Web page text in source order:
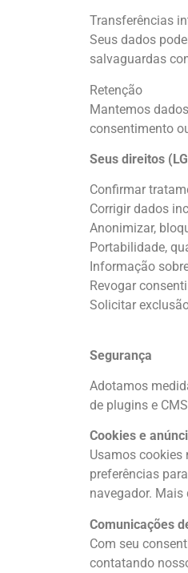
Transferências
Seus dados
salvaguardas
Retenção
Mantemos
consentimento
Seus direitos
Confirmar
Corrigir dados
Anonimizar,
Portabilidade,
Informação
Revogar
Solicitar
Segurança
Adotamos
de plugins e
Cookies e
Usamos cookies
preferências
navegador. Mais
Comunicações
Com seu
contatando